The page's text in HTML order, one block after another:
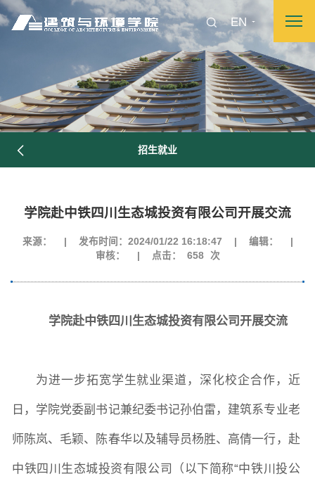
EN
学院简介 现任领导 各系介绍
院党委 院行政 院工会 教授委员会
教学科研岗 行政管理岗 教学思政岗 实验教辅岗
招生就业
学院赴中铁四川生态城投资有限公司开展交流
来源： 发布时间：2024/01/22 16:18:47 编辑：
审核：
点击： 658 次
学院赴中铁四川生态城投资有限公司开展交流
为进一步拓宽学生就业渠道，深化校企合作， 近
日，学院党委副书记兼纪委书记孙伯雷，建筑系专业老
师陈岚、毛颖、陈春华以及辅导员杨胜、高倩一行，赴
中铁四川生态城投资有限公司（以下简称“中铁川投公